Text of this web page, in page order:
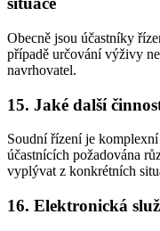
Obecně jsou účastníky
případě určování výživy
navrhovatel.
15. Jaké další
Soudní řízení je
účastnících požadována
vyplývat z konkrétních
16. Elektronická